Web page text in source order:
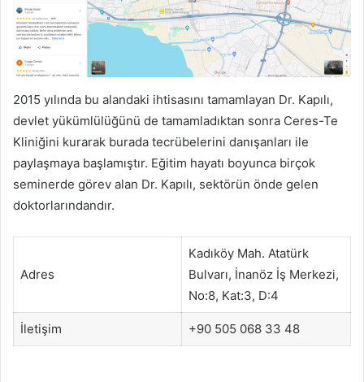
2015 yılında bu alandaki ihtisasını tamamlayan Dr. Kapılı,
devlet yükümlülüğünü de tamamladıktan sonra Ceres-Te
Kliniğini kurarak burada tecrübelerini danışanları ile
paylaşmaya başlamıştır. Eğitim hayatı boyunca birçok
seminerde görev alan Dr. Kapılı, sektörün önde gelen
doktorlarındandır.
Adres
Kadıköy Mah. Atatürk
Bulvarı, İnanöz İş Merkezi,
No:8, Kat:3, D:4
İletişim +90 505 068 33 48